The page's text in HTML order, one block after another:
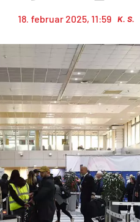
18. februar 2025, 11:59 K. S.